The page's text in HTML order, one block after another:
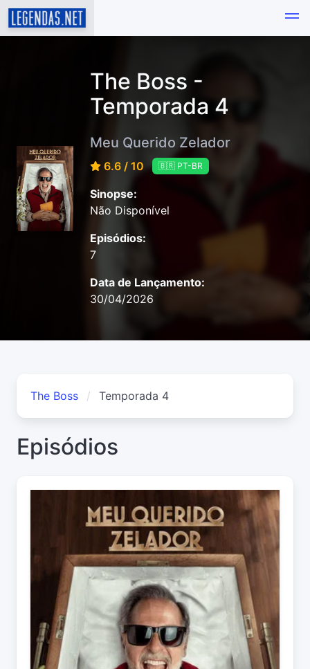
The Boss -
Temporada 4
Meu Querido Zelador
6.6 / 10 🇧🇷 PT-BR
Sinopse:
Não Disponível
Episódios:
7
Data de Lançamento:
30/04/2026
The Boss Temporada 4
Episódios